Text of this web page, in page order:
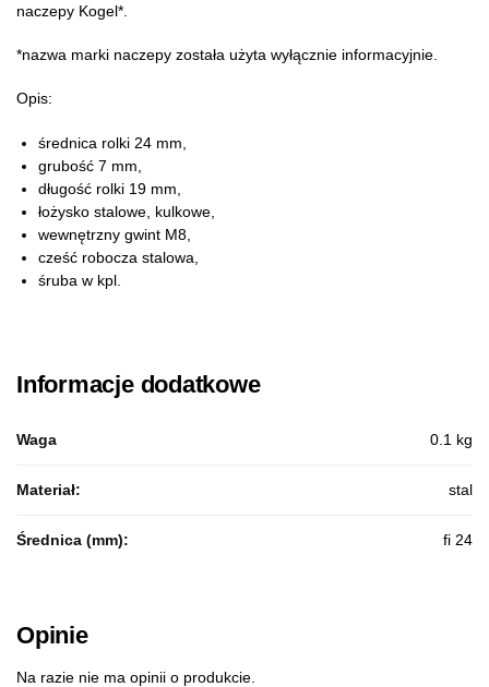
naczepy Kogel*.
*nazwa marki naczepy została użyta wyłącznie informacyjnie.
Opis:
średnica rolki 24 mm,
grubość 7 mm,
długość rolki 19 mm,
łożysko stalowe, kulkowe,
wewnętrzny gwint M8,
cześć robocza stalowa,
śruba w kpl.
Informacje dodatkowe
Waga 0.1 kg
Materiał: stal
Średnica (mm): fi 24
Opinie
Na razie nie ma opinii o produkcie.